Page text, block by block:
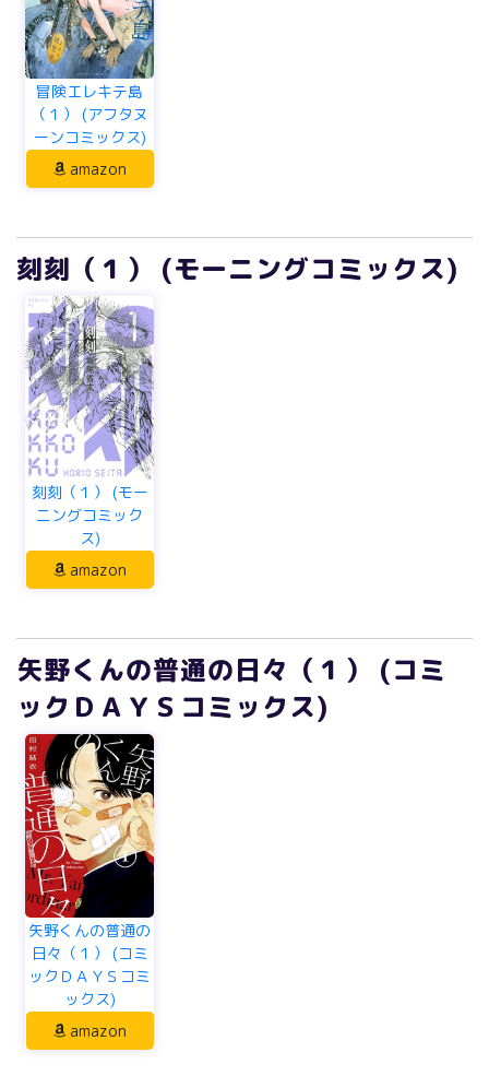
冒険エレキテ島
（１） (アフタヌ
ーンコミックス)
amazon
刻刻（１） (モーニングコミックス)
刻刻（１） (モー
ニングコミック
ス)
amazon
矢野くんの普通の日々（１） (コミ
ックＤＡＹＳコミックス)
矢野くんの普通の
日々（１） (コミ
ックＤＡＹＳコミ
ックス)
amazon